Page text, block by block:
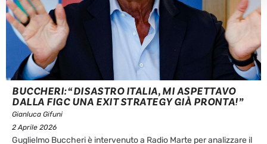
BUCCHERI: “DISASTRO ITALIA, MI ASPETTAVO
DALLA FIGC UNA EXIT STRATEGY GIÀ PRONTA!”
Gianluca Gifuni
2 Aprile 2026
Guglielmo Buccheri è intervenuto a Radio Marte per analizzare il